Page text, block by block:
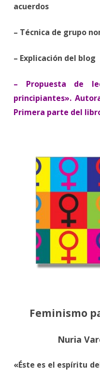
acuerdos
– Técnica de grupo
– Explicación del blog
– Propuesta de
principiantes».
Primera parte del
Feminismo
Nuria
«Éste es el espíritu